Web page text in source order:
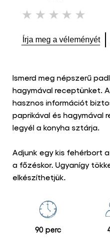
Nem
küldtek
értékelést
elemhez
Írja meg a véleményét
Ismerd meg népszerű
hagymával receptünket.
hasznos információt
paprikával és hagymával
legyél a konyha sztárja.
Adjunk egy kis fehérbort
a főzéskor. Ugyanígy
elkészíthetjük.
90 perc